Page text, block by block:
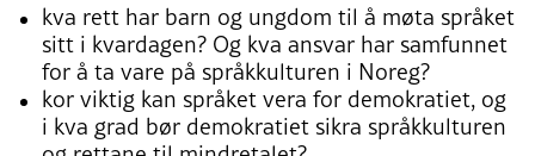
kva rett har barn og ungdom til å møta språket
sitt i kvardagen? Og kva ansvar har samfunnet
for å ta vare på språkkulturen i Noreg?
kor viktig kan språket vera for demokratiet, og
i kva grad bør demokratiet sikra språkkulturen